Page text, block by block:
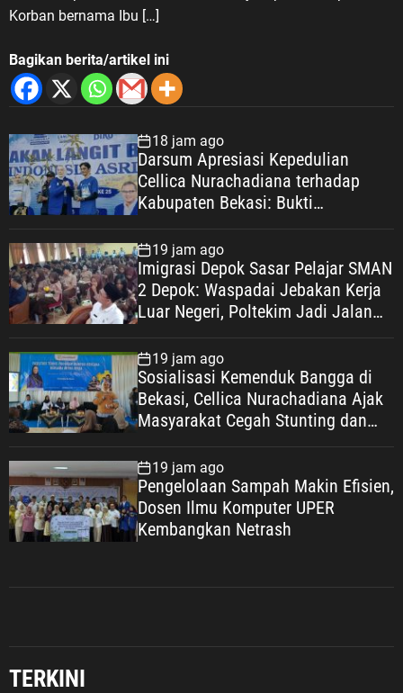
Korban bernama Ibu […]
Bagikan berita/artikel ini
18 jam ago
Darsum Apresiasi Kepedulian
Cellica Nurachadiana terhadap
Kabupaten Bekasi: Bukti
Masyarakat
19 jam ago
Imigrasi Depok Sasar Pelajar SMAN
2 Depok: Waspadai Jebakan Kerja
Luar Negeri, Poltekim Jadi Jalan
19 jam ago
Sosialisasi Kemenduk Bangga di
Bekasi, Cellica Nurachadiana Ajak
Masyarakat Cegah Stunting dan
19 jam ago
Pengelolaan Sampah Makin Efisien,
Dosen Ilmu Komputer UPER
Kembangkan Netrash
TERKINI